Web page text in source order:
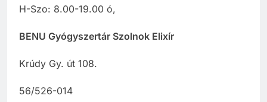
H-Szo: 8.00-19.00 ó,
BENU Gyógyszertár Szolnok Elixír
Krúdy Gy. út 108.
56/526-014